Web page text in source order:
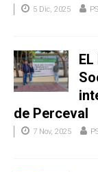
5 Dic, 2025
de Perceval
7 Nov, 2025